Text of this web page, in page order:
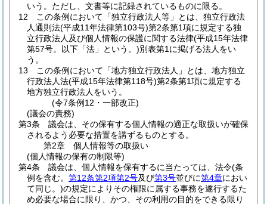
いう。 ただし、文書等に記録されているものに限る。
12
この条例において「独立行政法人等」とは、独立行政法
人通則法(平成11年法律第103号)第2条第1項に規定する独
立行政法人及び個人情報の保護に関する法律(平成15年法律
第57号。以下「法」という。)別表第1に掲げる法人をい
う。
13
この条例において「地方独立行政法人」とは、地方独立
行政法人法(平成15年法律第118号)第2条第1項に規定する
地方独立行政法人をいう。
(令7条例12・一部改正)
(議会の責務)
第3条
議会は、その保有する個人情報の適正な取扱いが確保
されるよう必要な措置を講ずるものとする。
第2章
個人情報等の取扱い
(個人情報の保有の制限等)
第4条
議会は、個人情報を保有するに当たっては、法令(条
例を含む。 第12条第2項第2号及び第3号並びに第4章におい
て同じ。)の規定によりその権限に属する事務を遂行するた
め必要な場合に限り、かつ、その利用の目的をできる限り